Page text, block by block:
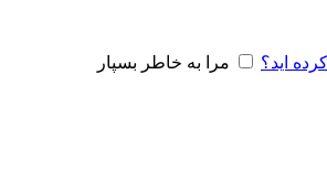
اید؟ مرا به خاطر بسپار